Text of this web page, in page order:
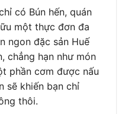
có Bún hến, quán
một thực đơn đa
ngon đặc sản Huế
chẳng hạn như món
phần cơm được nấu
sẽ khiến bạn chỉ
thôi.